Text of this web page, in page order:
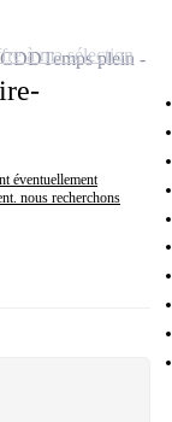
éventuellement
nous recherchons
CDDTemps plein
à ma sélection